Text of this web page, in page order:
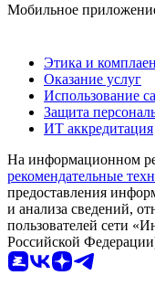
Мобильное
Этика и
Оказание услуг
Использование
Защита
ИТ аккредитация
На информационном
рекомендательные
предоставления
и анализа сведений,
пользователей сети
Российской